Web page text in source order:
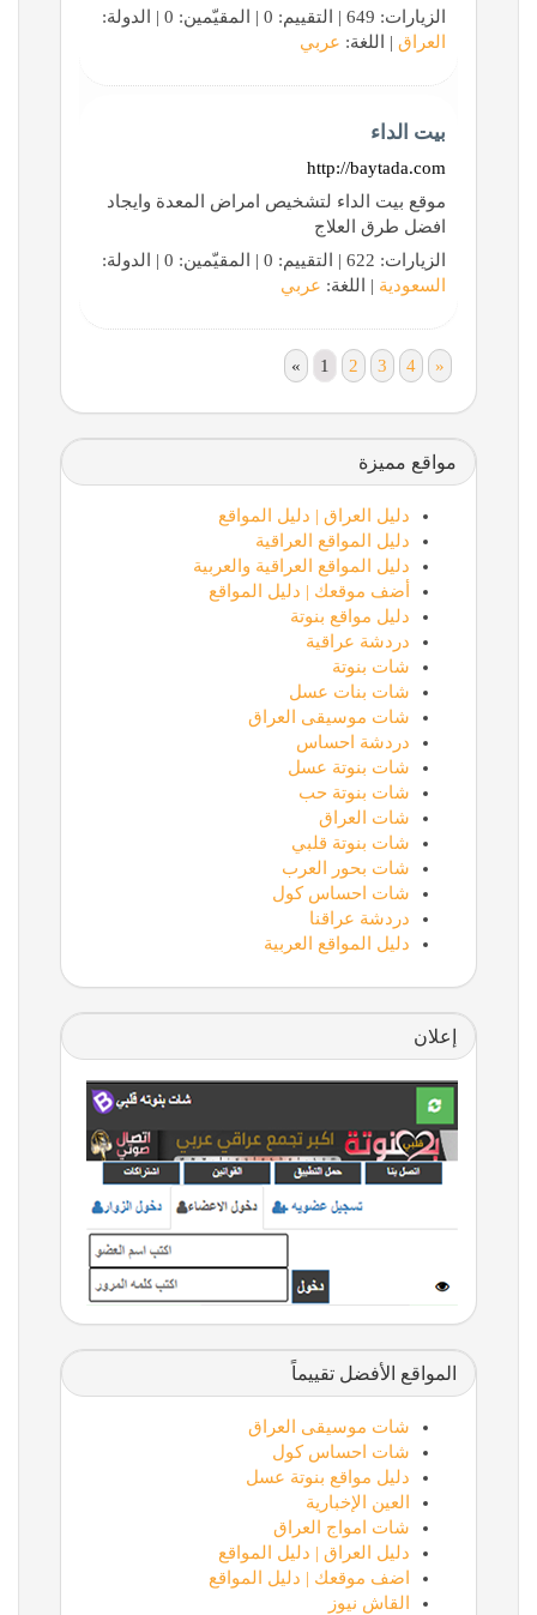
الزيارات: 649 | التقييم: 0 | المقيّمين: 0 | الدولة:
العراق | اللغة: عربي
بيت الداء
http://baytada.com
موقع بيت الداء لتشخيص امراض المعدة وايجاد
افضل طرق العلاج
الزيارات: 622 | التقييم: 0 | المقيّمين: 0 | الدولة:
السعودية | اللغة: عربي
« 1 2 3 4 »
مواقع مميزة
دليل العراق | دليل المواقع
دليل المواقع العراقية
دليل المواقع العراقية والعربية
أضف موقعك | دليل المواقع
دليل مواقع بنوتة
دردشة عراقية
شات بنوتة
شات بنات عسل
شات موسيقى العراق
دردشة احساس
شات بنوتة عسل
شات بنوتة حب
شات العراق
شات بنوتة قلبي
شات بحور العرب
شات احساس كول
دردشة عراقنا
دليل المواقع العربية
إعلان
المواقع الأفضل تقييماً
شات موسيقى العراق
شات احساس كول
دليل مواقع بنوتة عسل
العين الإخبارية
شات امواج العراق
دليل العراق | دليل المواقع
اضف موقعك | دليل المواقع
القاش نيوز